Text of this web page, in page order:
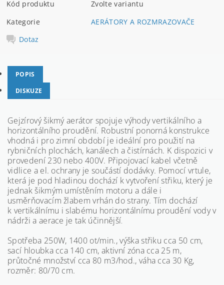
Kód produktu
Zvolte variantu
Kategorie
AERÁTORY A ROZMRAZOVAČE
Dotaz
POPIS
DISKUZE
Gejzírový šikmý aerátor spojuje výhody vertikálního a
horizontálního proudění. Robustní ponorná konstrukce
vhodná i pro zimní období je ideální pro použití na
rybničních plochách, kanálech a čistírnách. K dispozici v
provedení 230 nebo 400V. Připojovací kabel včetně
vidlice a el. ochrany je součástí dodávky. Pomocí vrtule,
která je pod hladinou dochází k vytvoření střiku, který je
jednak šikmým umístěním motoru a dále i
usměrňovacím žlabem vrhán do strany. Tím dochází
k vertikálnímu i slabému horizontálnímu proudění vody v
nádrži a aerace je tak účinnější
Spotřeba 250W, 1400 ot/min., výška střiku cca 50 cm,
sací hloubka cca 140 cm, aktivní zóna cca 25 m,
průtočné množství cca 80 m3/hod., váha cca 30 Kg,
rozměr: 80/70 cm.